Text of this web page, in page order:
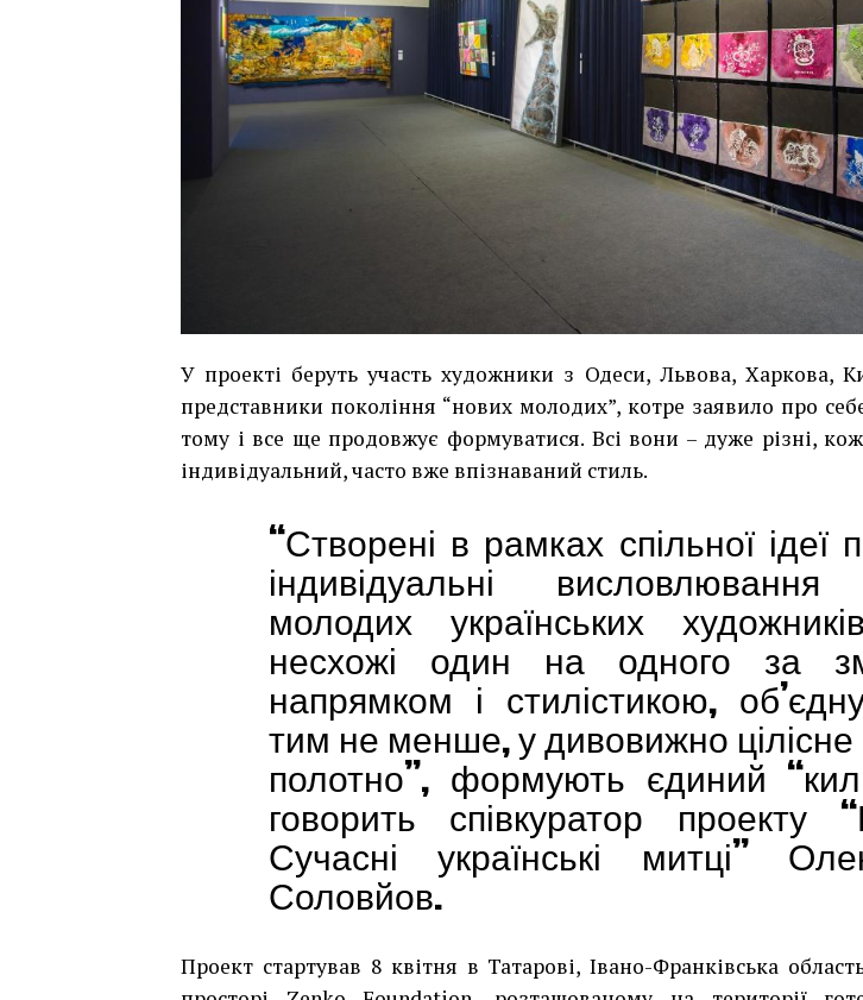
У проекті беруть участь художники з Одеси, Львова, Харкова,
представники покоління “нових молодих”, котре заявило про
тому і все ще продовжує формуватися. Всі вони – дуже різні,
індивідуальний, часто вже впізнаваний стиль.
“Створені в рамках спільної ідеї
індивідуальні висловлювання
молодих українських
несхожі один на одного за
напрямком і стилістикою,
тим не менше, у дивовижно цілісне
полотно”, формують єдиний
говорить співкуратор проекту
Сучасні українські митці”
Соловйов.
Проект стартував 8 квітня в Татарові, Івано-Франківська